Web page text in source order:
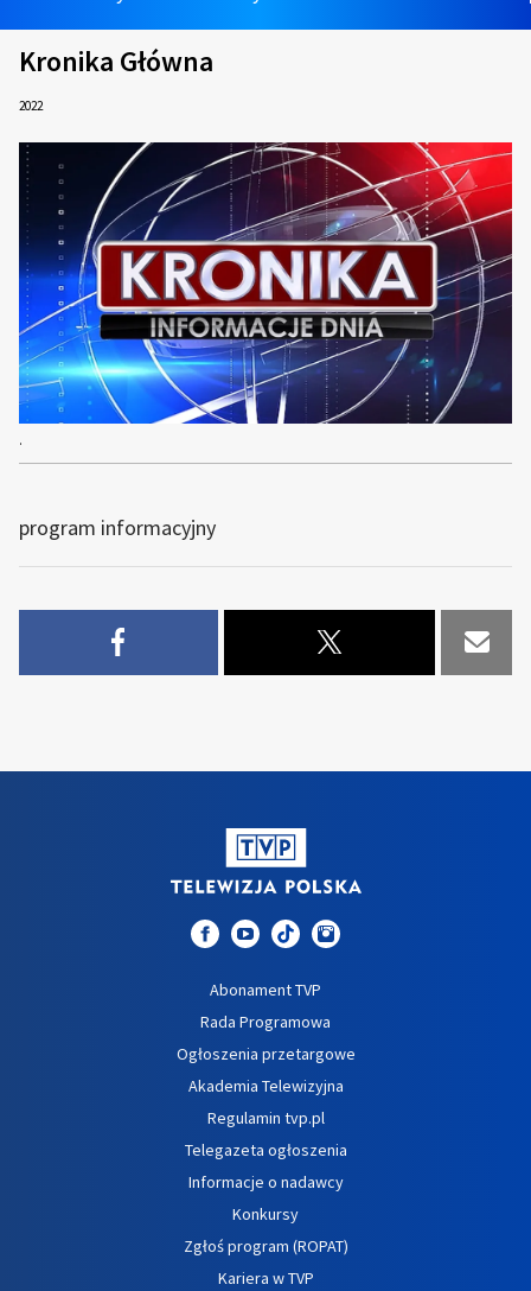
Kronika Główna
2022
.
program informacyjny
Abonament TVP
Rada Programowa
Ogłoszenia przetargowe
Akademia Telewizyjna
Regulamin tvp.pl
Telegazeta ogłoszenia
Informacje o nadawcy
Konkursy
Zgłoś program (ROPAT)
Kariera w TVP